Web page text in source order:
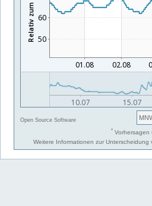
Open Source Software
*
Weitere Informationen zur Unterscheidung